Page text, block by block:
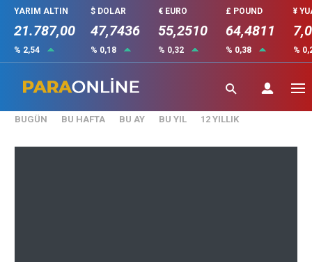
YARIM ALTIN
21.787,00
% 2,54
$ DOLAR
47,7436
% 0,18
€ EURO
55,2510
% 0,32
£ POUND
64,4811
% 0,38
¥
%
₺ ()
BUGÜN BU HAFTA BU AY BU YIL 12 YILLIK